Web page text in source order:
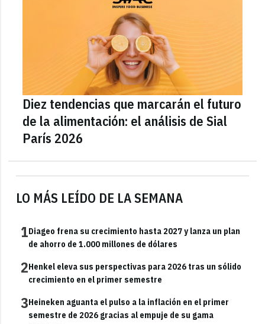
LO MÁS LEÍDO DE LA SEMANA
1Diageo frena su crecimiento hasta 2027 y lanza un plan
de ahorro de 1.000 millones de dólares
2Henkel eleva sus perspectivas para 2026 tras un sólido
crecimiento en el primer semestre
3Heineken aguanta el pulso a la inflación en el primer
semestre de 2026 gracias al empuje de su gama
Diez tendencias que marcarán el futuro
de la alimentación: el análisis de Sial
París 2026